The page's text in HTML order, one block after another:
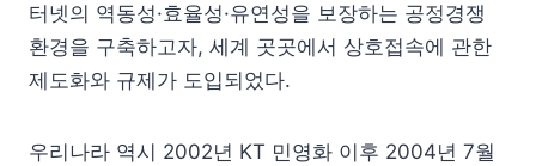
터넷의 역동성·효율성·유연성을 보장하는 공정경쟁
환경을 구축하고자, 세계 곳곳에서 상호접속에 관한
제도화와 규제가 도입되었다.
우리나라 역시 2002년 KT 민영화 이후 2004년 7월